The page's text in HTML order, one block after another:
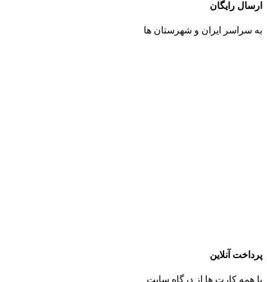
ارسال رایگان
به سراسر ایران و شهرستان ها
پرداخت آنلاین
با همه کارت ها از درگاه سایت